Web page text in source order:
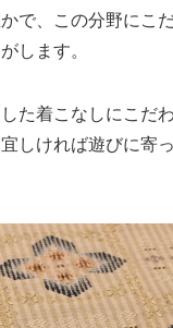
で、この分野にこ
します。
た着こなしにこだ
しければ遊びに寄